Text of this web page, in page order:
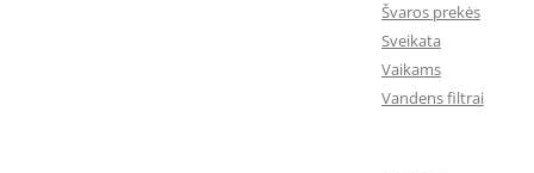
Švaros prekės
Sveikata
Vaikams
Vandens filtrai